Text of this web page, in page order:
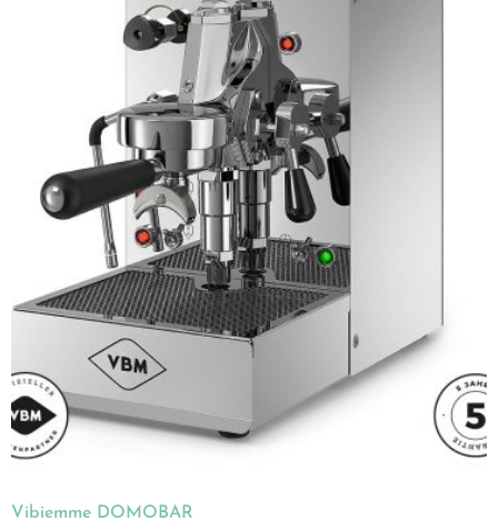
Vibiemme DOMOBAR